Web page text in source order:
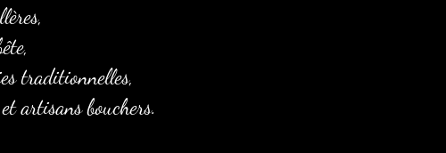
traditionnelles,
artisans bouchers.